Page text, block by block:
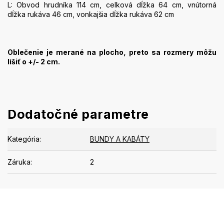
L: Obvod hrudníka 114 cm, celková dĺžka 64 cm, vnútorná
dĺžka rukáva 46 cm, vonkajšia dĺžka rukáva 62 cm
Oblečenie je merané na plocho, preto sa rozmery môžu
líšiť o +/- 2 cm.
Dodatočné parametre
Kategória: BUNDY A KABÁTY
Záruka: 2